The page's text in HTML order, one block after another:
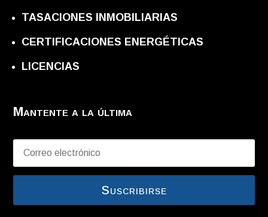
TASACIONES INMOBILIARIAS
CERTIFICACIONES ENERGÉTICAS
LICENCIAS
Mantente a la última
Suscribirse